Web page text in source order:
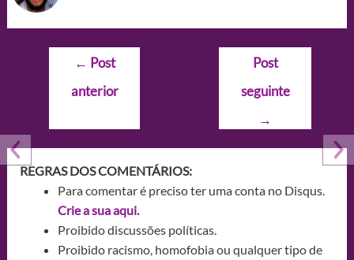
Navegação
Post
← Post
anterior
Post
seguinte
→
REGRAS DOS COMENTÁRIOS:
Para comentar é preciso ter uma conta no Disqus.
Crie a sua aqui.
Proibido discussões políticas.
Proibido racismo, homofobia ou qualquer tipo de